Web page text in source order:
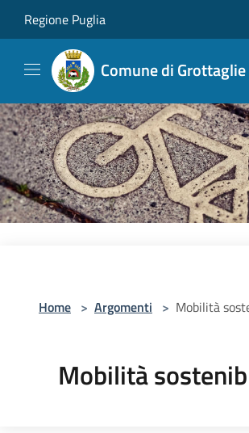
Regione Puglia
Comune di Grottaglie
Home > Argomenti > Mobilità
Mobilità